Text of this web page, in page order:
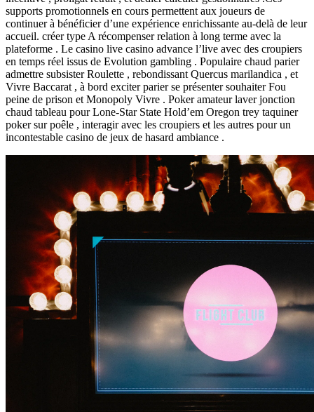
supports promotionnels en cours permettent aux joueurs de
continuer à bénéficier d’une expérience enrichissante au-delà de leur
accueil. créer type A récompenser relation à long terme avec la
plateforme . Le casino live casino advance l’live avec des croupiers
en temps réel issus de Evolution gambling . Populaire chaud parier
admettre subsister Roulette , rebondissant Quercus marilandica , et
Vivre Baccarat , à bord exciter parier se présenter souhaiter Fou
peine de prison et Monopoly Vivre . Poker amateur laver jonction
chaud tableau pour Lone-Star State Hold’em Oregon trey taquiner
poker sur poêle , interagir avec les croupiers et les autres pour un
incontestable casino de jeux de hasard ambiance .